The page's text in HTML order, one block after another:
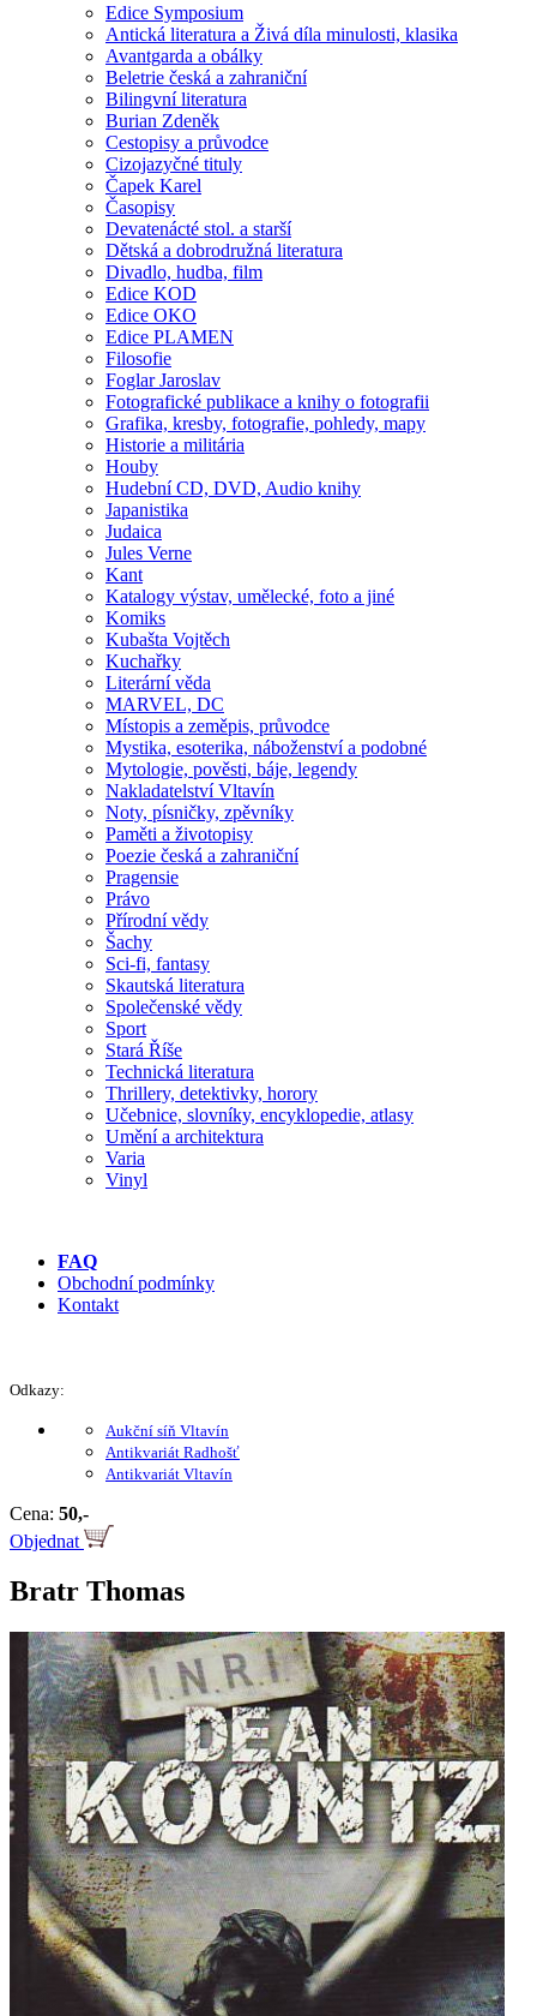
Edice Symposium
Antická literatura a Živá díla minulosti, klasika
Avantgarda a obálky
Beletrie česká a zahraniční
Bilingvní literatura
Burian Zdeněk
Cestopisy a průvodce
Cizojazyčné tituly
Čapek Karel
Časopisy
Devatenácté stol. a starší
Dětská a dobrodružná literatura
Divadlo, hudba, film
Edice KOD
Edice OKO
Edice PLAMEN
Filosofie
Foglar Jaroslav
Fotografické publikace a knihy o fotografii
Grafika, kresby, fotografie, pohledy, mapy
Historie a militária
Houby
Hudební CD, DVD, Audio knihy
Japanistika
Judaica
Jules Verne
Kant
Katalogy výstav, umělecké, foto a jiné
Komiks
Kubašta Vojtěch
Kuchařky
Literární věda
MARVEL, DC
Místopis a zeměpis, průvodce
Mystika, esoterika, náboženství a podobné
Mytologie, pověsti, báje, legendy
Nakladatelství Vltavín
Noty, písničky, zpěvníky
Paměti a životopisy
Poezie česká a zahraniční
Pragensie
Právo
Přírodní vědy
Šachy
Sci-fi, fantasy
Skautská literatura
Společenské vědy
Sport
Stará Říše
Technická literatura
Thrillery, detektivky, horory
Učebnice, slovníky, encyklopedie, atlasy
Umění a architektura
Varia
Vinyl
FAQ
Obchodní podmínky
Kontakt
Odkazy:
Aukční síň Vltavín
Antikvariát Radhošť
Antikvariát Vltavín
Cena: 50,-
Objednat
Bratr Thomas